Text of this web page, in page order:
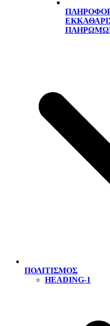
ΠΟΛΙΤΙΣΜΟΣ
HEADING-1